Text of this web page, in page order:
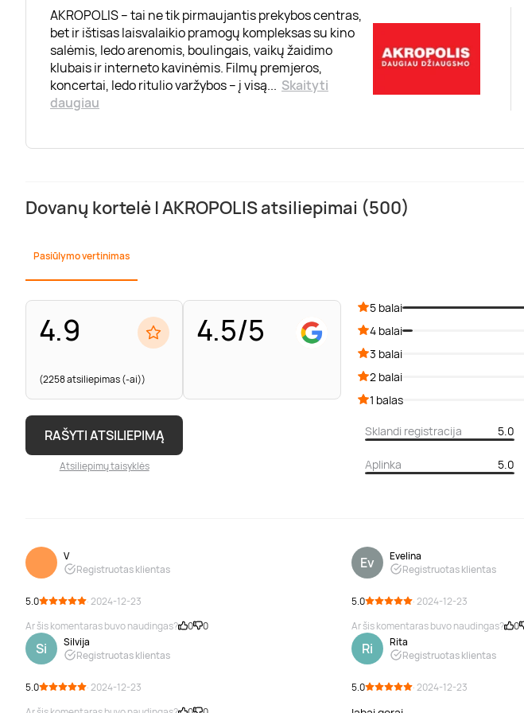
AKROPOLIS – tai ne tik pirmaujantis prekybos centras,
bet ir ištisas laisvalaikio pramogų kompleksas su kino
salėmis, ledo arenomis, boulingais, vaikų žaidimo
klubais ir interneto kavinėmis. Filmų premjeros,
koncertai, ledo ritulio varžybos – į visą... Skaityti
daugiau
Dovanų kortelė | AKROPOLIS atsiliepimai (500)
Pasiūlymo vertinimas
4.9
(2258 atsiliepimas (-ai))
4.5/5
RAŠYTI ATSILIEPIMĄ
Atsiliepimų taisyklės
5 balai
4 balai
3 balai
2 balai
1 balas
Sklandi registracija 5.0
Aplinka 5.0
V
Registruotas klientas
5.0
· 2024-12-23
Ar šis komentaras buvo naudingas?
0 0
Ev
Evelina
Registruotas klientas
5.0
· 2024-12-23
Ar šis komentaras buvo naudingas?
0
Si
Silvija
Registruotas klientas
5.0
· 2024-12-23
Ri
Rita
Registruotas klientas
5.0 · 2024-12-23